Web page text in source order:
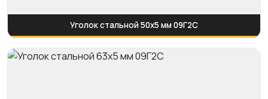
Уголок стальной 50х5 мм 09Г2С